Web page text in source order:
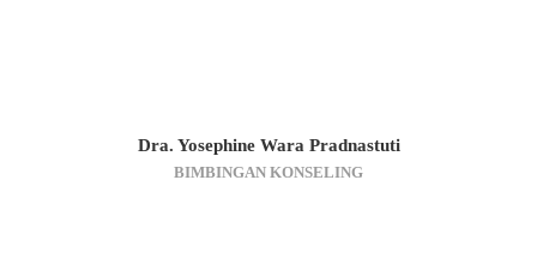
Dra. Yosephine Wara Pradnastuti
BIMBINGAN KONSELING